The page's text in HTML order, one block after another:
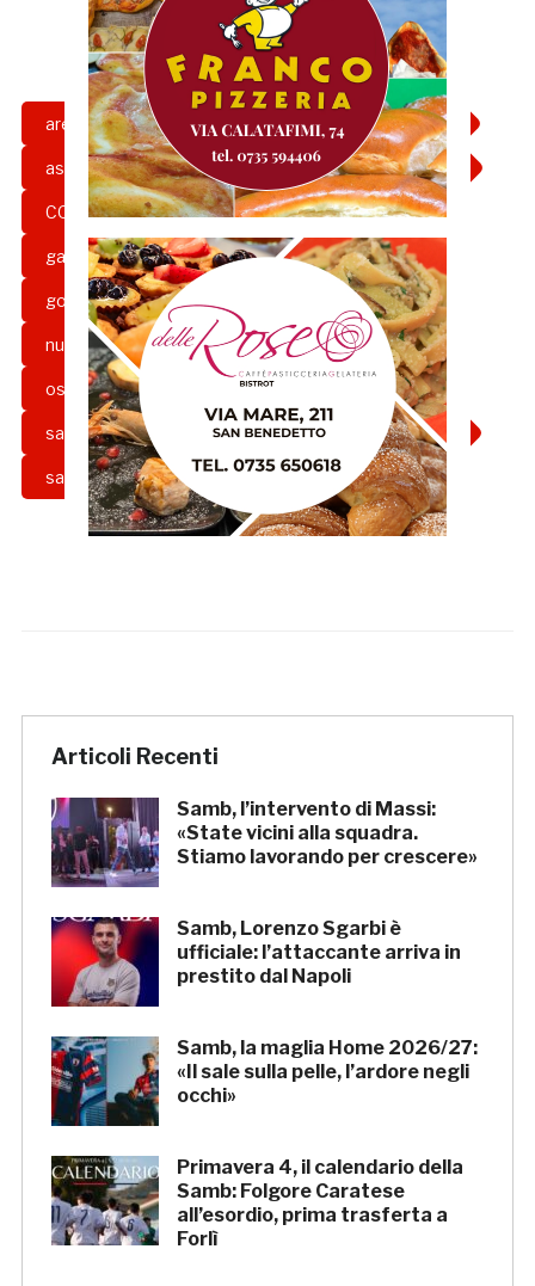
area vasta 5 ascoli piceno asur
asur marche calcio coronavirus
COVID-19 emergenza
gazzetta rossoblu girone b
gofundme grb
nuovo coronavirus ospedale
ospedali raccolta fondi Samb
san benedetto san benedetto del tronto
sanità Serie C solidarietà
Articoli Recenti
Samb, l’intervento di Massi:
«State vicini alla squadra.
Stiamo lavorando per crescere»
Samb, Lorenzo Sgarbi è
ufficiale: l’attaccante arriva in
prestito dal Napoli
Samb, la maglia Home 2026/27:
«Il sale sulla pelle, l’ardore negli
occhi»
Primavera 4, il calendario della
Samb: Folgore Caratese
all’esordio, prima trasferta a
Forlì